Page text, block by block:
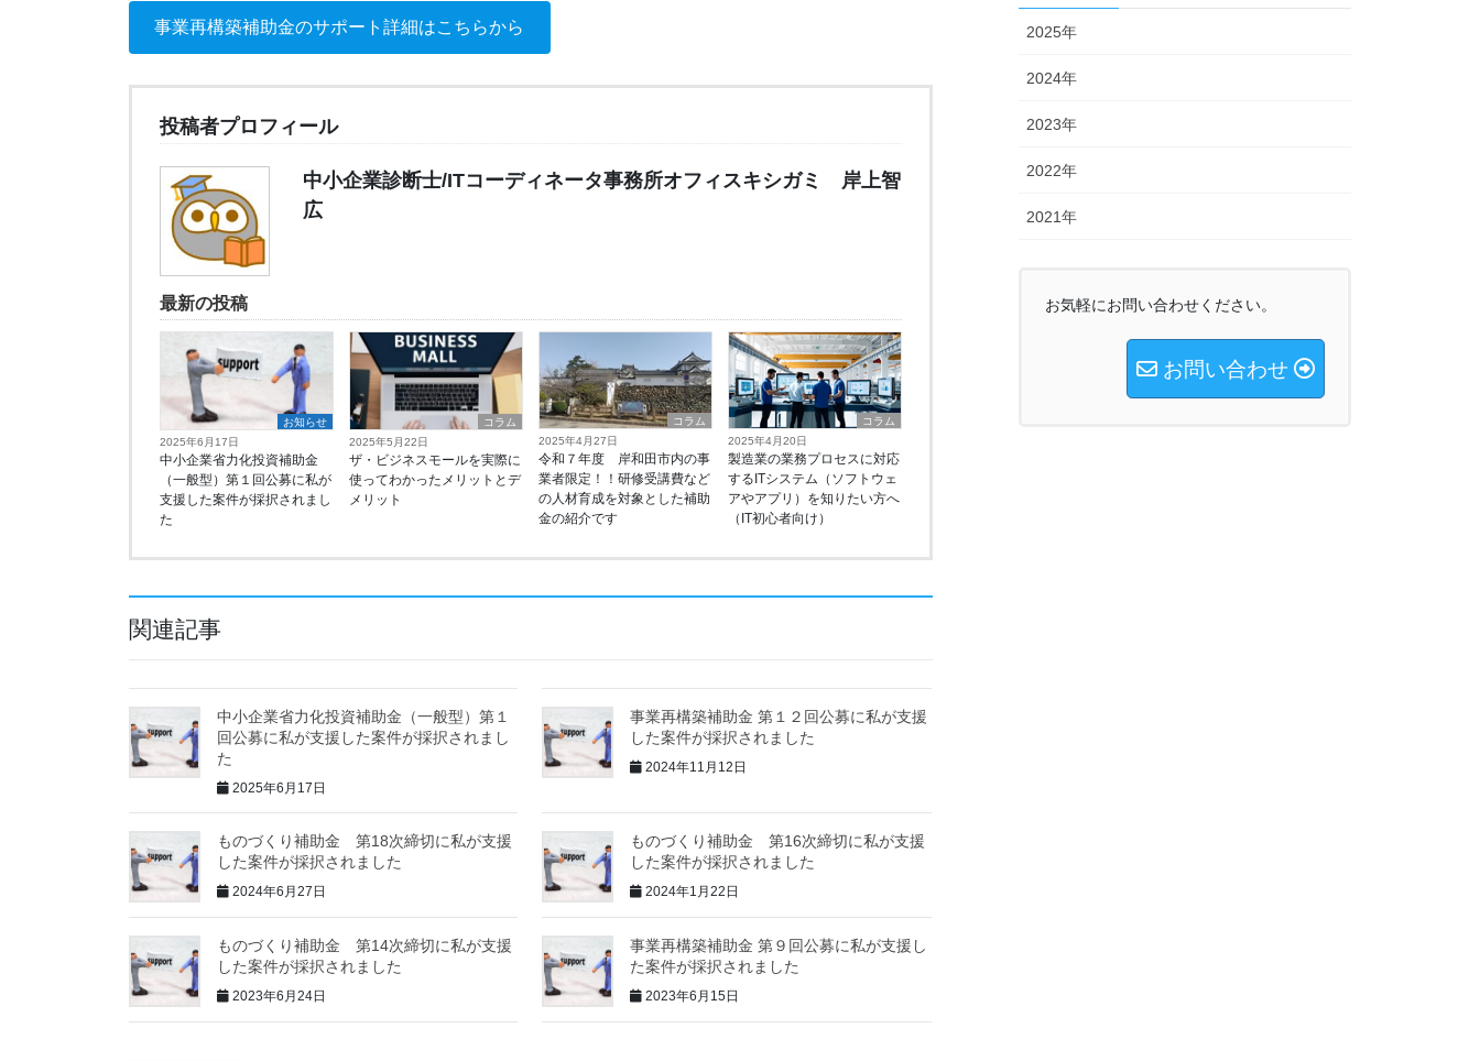
事業再構築補助金のサポート詳細はこちらから
投稿者プロフィール
中小企業診断士/ITコーディネータ事務所オフィスキシガミ 岸上智
広
最新の投稿
お知らせ
2025年6月17日
中小企業省力化投資補助金
（一般型）第１回公募に私が
支援した案件が採択されまし
た
コラム
2025年5月22日
ザ・ビジネスモールを実際に
使ってわかったメリットとデ
メリット
コラム
2025年4月27日
令和７年度 岸和田市内の事
業者限定！！研修受講費など
の人材育成を対象とした補助
金の紹介です
コラム
2025年4月20日
製造業の業務プロセスに対応
するITシステム（ソフトウェ
アやアプリ）を知りたい方へ
（IT初心者向け）
関連記事
中小企業省力化投資補助金（一般型）第１
回公募に私が支援した案件が採択されまし
た
2025年6月17日
事業再構築補助金 第１２回公募に私が支援
した案件が採択されました
2024年11月12日
ものづくり補助金 第18次締切に私が支援
した案件が採択されました
2024年6月27日
ものづくり補助金 第16次締切に私が支援
した案件が採択されました
2024年1月22日
ものづくり補助金 第14次締切に私が支援
した案件が採択されました
2023年6月24日
事業再構築補助金 第９回公募に私が支援し
た案件が採択されました
2023年6月15日
2025年
2024年
2023年
2022年
2021年
お気軽にお問い合わせください。
お問い合わせ